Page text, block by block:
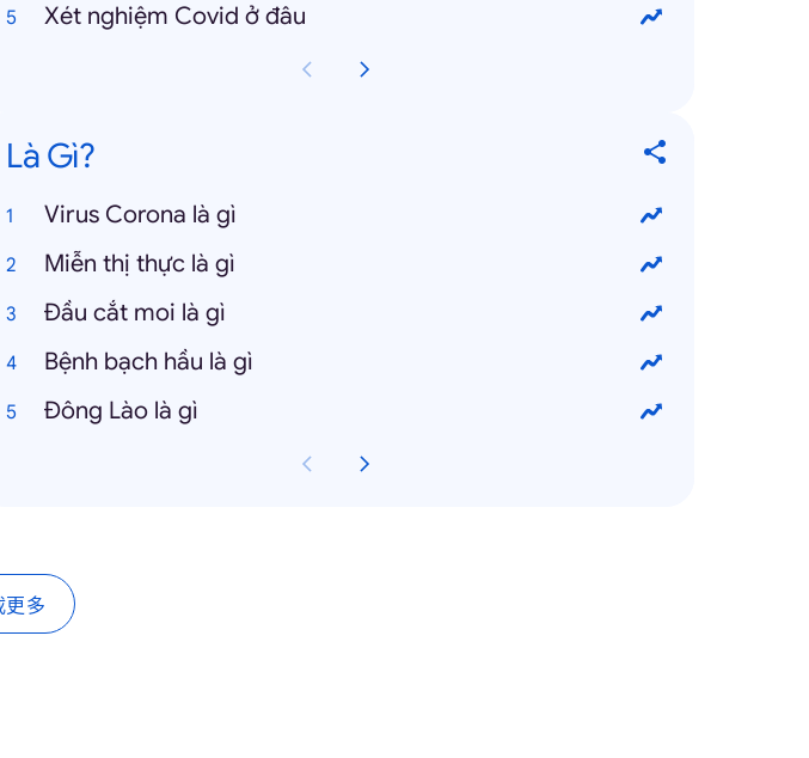
Xét nghiệm Covid ở đâu
Là Gì?
Virus Corona là gì
Miễn thị thực là gì
Đầu cắt moi là gì
Bệnh bạch hầu là gì
Đông Lào là gì
多